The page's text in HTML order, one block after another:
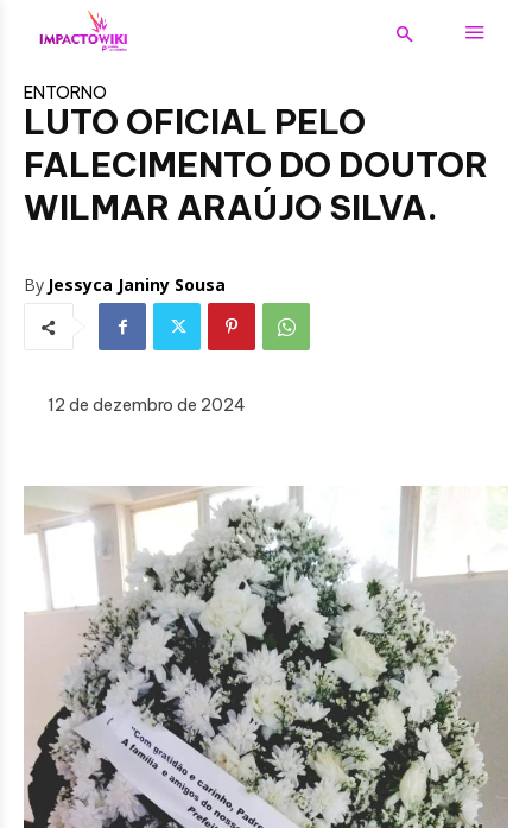
ENTORNO
LUTO OFICIAL PELO
FALECIMENTO DO DOUTOR
WILMAR ARAÚJO SILVA.
By Jessyca Janiny Sousa
12 de dezembro de 2024